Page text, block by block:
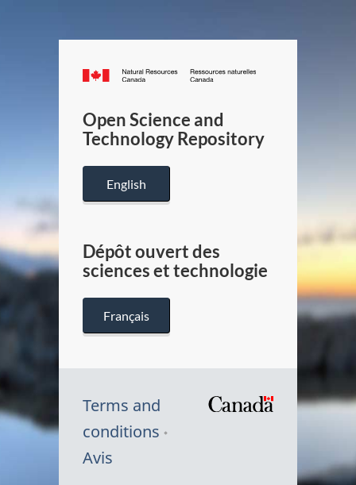
Canada.ca
/
Canada
Open Science and
Technology Repository
English
Dépôt ouvert des
sciences et technologie
Français
Terms and
conditions
Avis